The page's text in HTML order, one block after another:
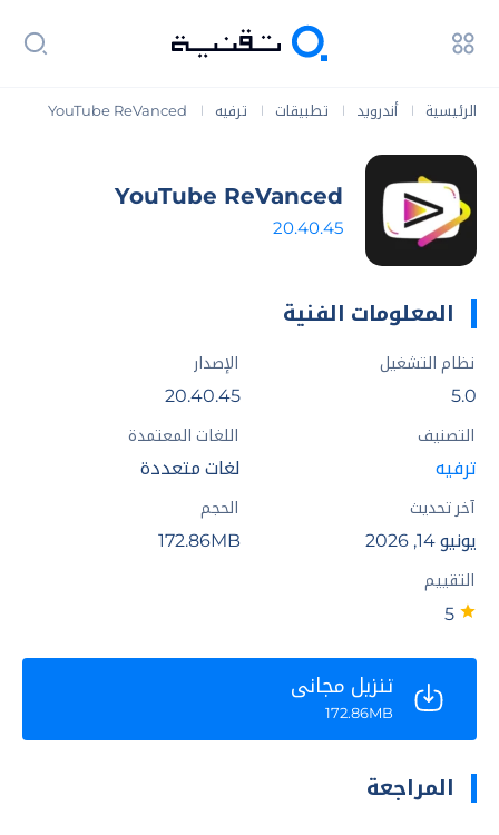
الرئيسية | أندرويد | تطبيقات | ترفيه |
YouTube ReVanced
YouTube ReVanced
20.40.45
المعلومات الفنية
نظام التشغيل
5.0
الإصدار
20.40.45
التصنيف
ترفيه
اللغات المعتمدة
لغات متعددة
آخر تحديث
يونيو 14, 2026
الحجم
172.86MB
التقييم
تنزيل مجاني
172.86MB
المراجعة